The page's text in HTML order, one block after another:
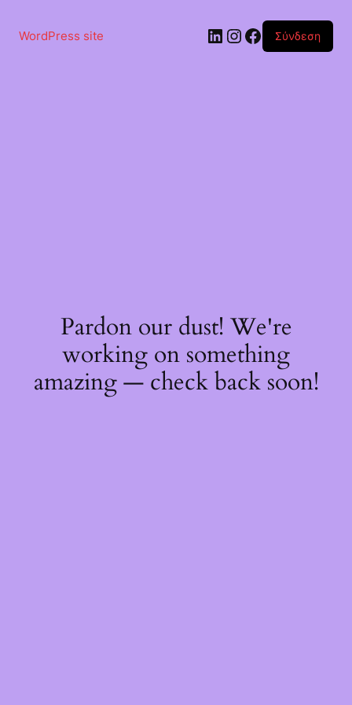
περιεχόμενο
WordPress site Linkedin
Instagram
Facebook
Σύνδεση
Pardon our dust! We're
working on something
amazing — check back soon!